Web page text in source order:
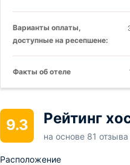
Варианты оплаты,
доступные на ресепшене:
Факты об отеле
9.3 Рейтинг
на основе 81 отзыва
Расположение